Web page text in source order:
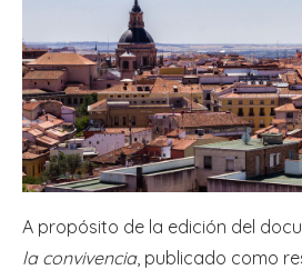
A propósito de la edición del
la convivencia, publicado como